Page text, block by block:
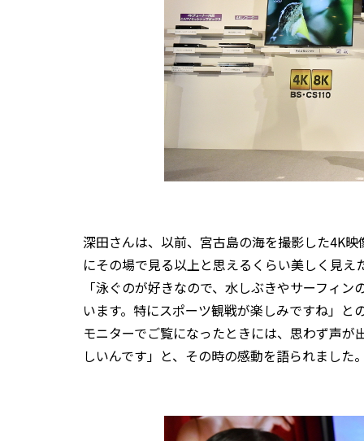
深田さんは、以前、宮古島の海を撮影した4K
にその場で見る以上と思えるくらい美しく見
「泳ぐのが好きなので、水しぶきやサーフィ
います。特にスポーツ観戦が楽しみですね」
モニターでご覧になったときには、思わず声
しいんです」と、その時の感動を語られました